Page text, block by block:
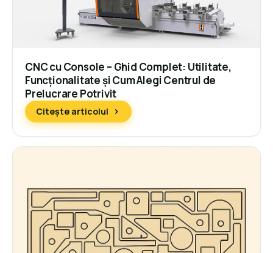
CNC cu Console – Ghid Complet: Utilitate,
Funcționalitate și Cum Alegi Centrul de
Prelucrare Potrivit
Citește articolul